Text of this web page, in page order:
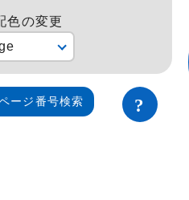
色の変更
ージ番号検索